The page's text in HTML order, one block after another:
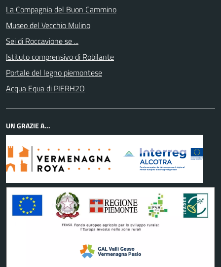
La Compagnia del Buon Cammino
Museo del Vecchio Mulino
Sei di Roccavione se ...
Istituto comprensivo di Robilante
Portale del legno piemontese
Acqua Equa di PIERH2O
UN GRAZIE A...